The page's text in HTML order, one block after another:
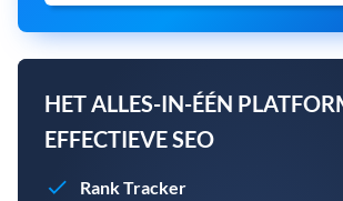
HET ALLES-IN-ÉÉN
EFFECTIEVE SEO
Rank Tracker